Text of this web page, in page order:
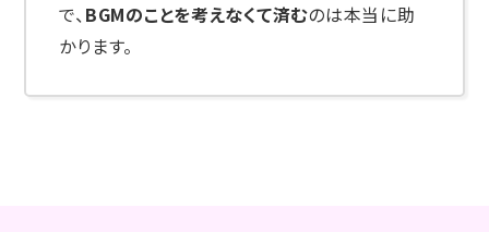
で、BGMのことを考えなくて済むのは本当に助
かります。